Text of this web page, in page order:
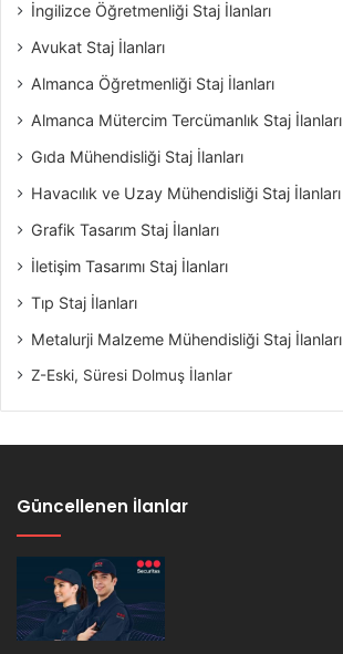
İngilizce Öğretmenliği Staj İlanları
Avukat Staj İlanları
Almanca Öğretmenliği Staj İlanları
Almanca Mütercim Tercümanlık Staj İlanları
Gıda Mühendisliği Staj İlanları
Havacılık ve Uzay Mühendisliği Staj İlanları
Grafik Tasarım Staj İlanları
İletişim Tasarımı Staj İlanları
Tıp Staj İlanları
Metalurji Malzeme Mühendisliği Staj İlanları
Z-Eski, Süresi Dolmuş İlanlar
Güncellenen İlanlar